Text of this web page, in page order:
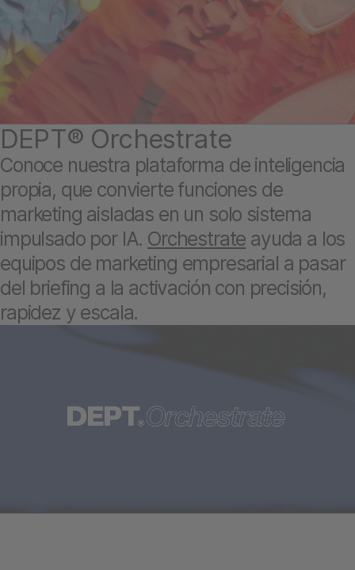
DEPT® Orchestrate
Conoce nuestra plataforma de inteligencia
propia, que convierte funciones de
marketing aisladas en un solo sistema
impulsado por IA. Orchestrate ayuda a los
equipos de marketing empresarial a pasar
del briefing a la activación con precisión,
rapidez y escala.